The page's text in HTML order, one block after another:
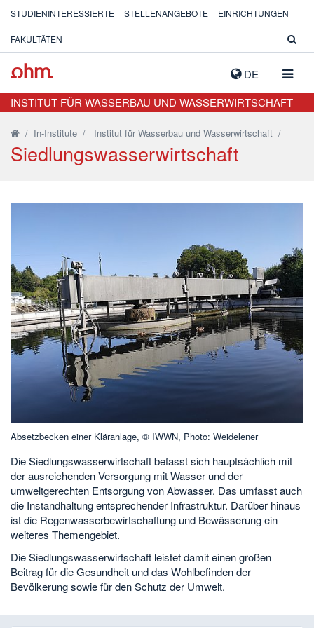
DE
STUDIENINTERESSIERTE STELLENANGEBOTE EINRICHTUNGEN
FAKULTÄTEN
INSTITUT FÜR WASSERBAU UND WASSERWIRTSCHAFT
/ In-Institute / Institut für Wasserbau und Wasserwirtschaft /
Siedlungswasserwirtschaft
Absetzbecken einer Kläranlage, © IWWN, Photo: Weidelener
Die Siedlungswasserwirtschaft befasst sich hauptsächlich mit
der ausreichenden Versorgung mit Wasser und der
umweltgerechten Entsorgung von Abwasser. Das umfasst auch
die Instandhaltung entsprechender Infrastruktur. Darüber hinaus
ist die Regenwasserbewirtschaftung und Bewässerung ein
weiteres Themengebiet.
Die Siedlungswasserwirtschaft leistet damit einen großen
Beitrag für die Gesundheit und das Wohlbefinden der
Bevölkerung sowie für den Schutz der Umwelt.